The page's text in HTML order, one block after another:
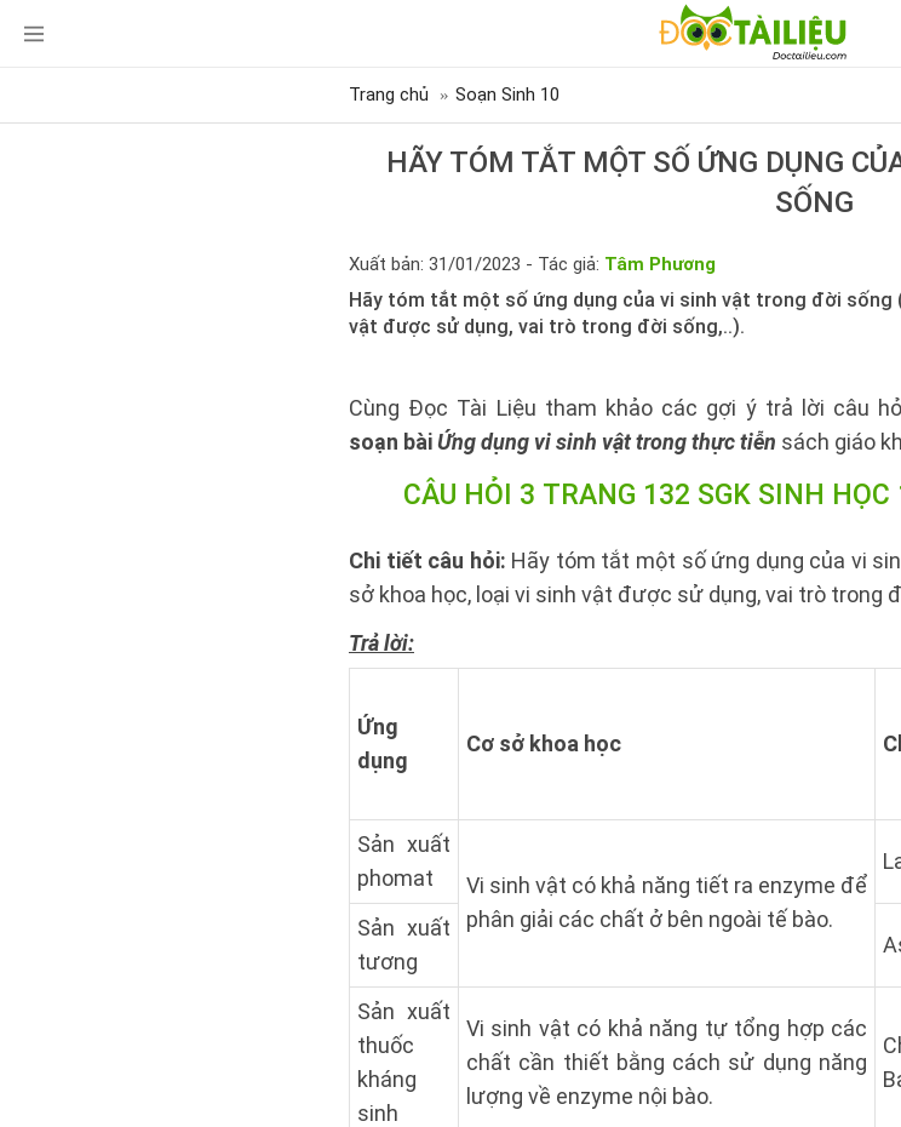
Trang chủ Soạn Sinh 10
HÃY TÓM TẮT MỘT SỐ ỨNG DỤNG
SỐNG
Xuất bản: 31/01/2023 - Tác giả: Tâm Phương
Hãy tóm tắt một số ứng dụng của vi sinh vật trong đời sống
vật được sử dụng, vai trò trong đời sống,..).
Cùng Đọc Tài Liệu tham khảo các gợi ý trả lời câu
soạn bàiỨng dụng vi sinh vật trong thực tiễn sách giáo
CÂU HỎI 3 TRANG 132 SGK SINH
Chi tiết câu hỏi: Hãy tóm tắt một số ứng dụng của vi
sở khoa học, loại vi sinh vật được sử dụng, vai trò trong
Trả lời:
Ứng
dụng
Cơ sở khoa học
Sản xuất
phomat
Vi sinh vật có khả năng tiết ra enzyme để
phân giải các chất ở bên ngoài tế bào.
Sản xuất
tương
Sản xuất
thuốc
kháng
sinh
Vi sinh vật có khả năng tự tổng hợp các
chất cần thiết bằng cách sử dụng năng
lượng về enzyme nội bào.